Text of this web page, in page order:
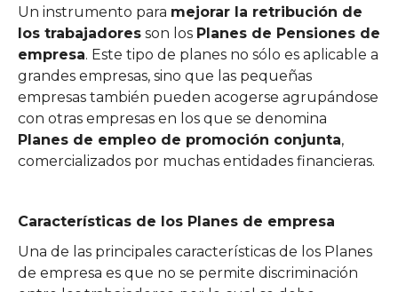
Un instrumento para mejorar la retribución de
los trabajadores son los Planes de Pensiones de
empresa. Este tipo de planes no sólo es aplicable a
grandes empresas, sino que las pequeñas
empresas también pueden acogerse agrupándose
con otras empresas en los que se denomina
Planes de empleo de promoción conjunta,
comercializados por muchas entidades financieras.
Características de los Planes de empresa
Una de las principales características de los Planes
de empresa es que no se permite discriminación